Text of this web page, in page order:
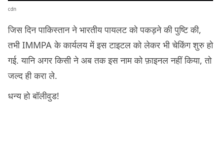
cdn
जिस दिन पाकिस्तान ने भारतीय पायलट को पकड़ने की पुष्टि की,
तभी IMMPA के कार्यलय में इस टाइटल को लेकर भी चेकिंग शुरु हो
गई. यानि अगर किसी ने अब तक इस नाम को फ़ाइनल नहीं किया, तो
जल्द ही करा ले.
धन्य हो बॉलीवुड!